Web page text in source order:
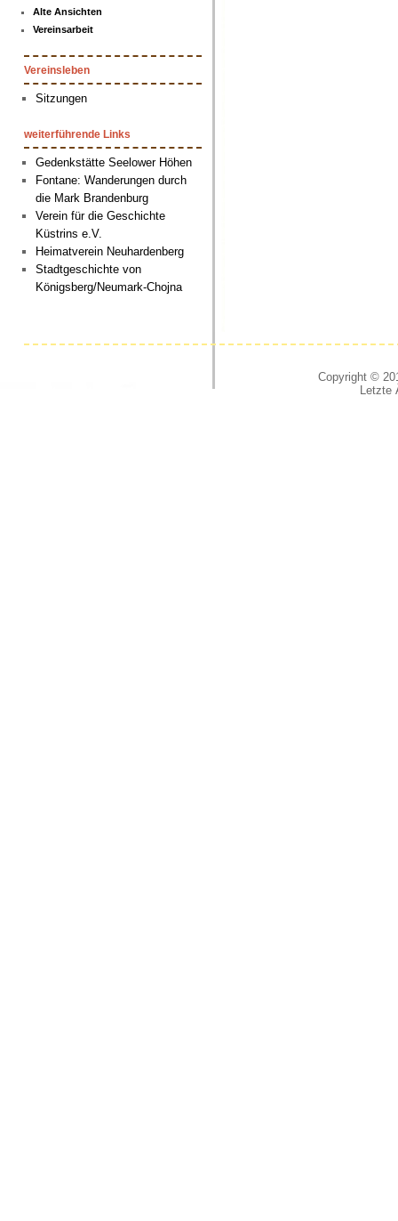
Alte Ansichten
Vereinsarbeit
Vereinsleben
Sitzungen
weiterführende Links
Gedenkstätte Seelower Höhen
Fontane: Wanderungen durch
die Mark Brandenburg
Verein für die Geschichte
Küstrins e.V.
Heimatverein Neuhardenberg
Stadtgeschichte von
Königsberg/Neumark-Chojna
Copyright ©
Letzte